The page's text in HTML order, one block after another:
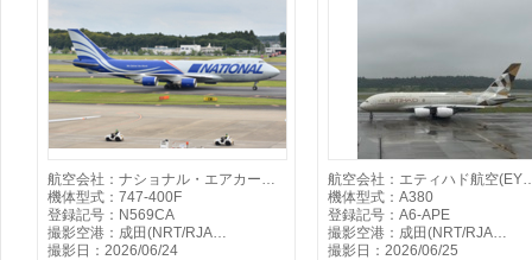
航空会社：ナショナル・エアカー…
機体型式：747-400F
登録記号：N569CA
撮影空港：成田(NRT/RJA…
撮影日：2026/06/24
航空会社：エティハド航空
機体型式：A380
登録記号：A6-APE
撮影空港：成田(NRT/RJA…
撮影日：2026/06/25